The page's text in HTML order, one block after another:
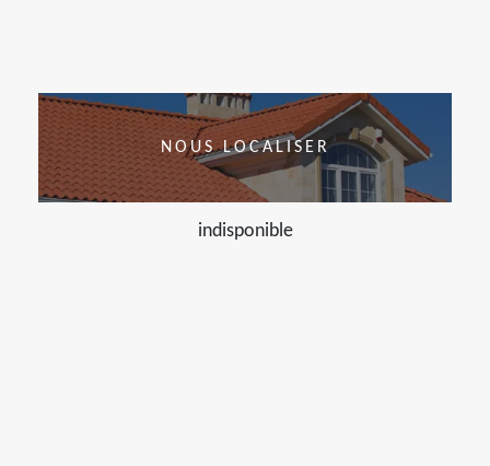
NOUS LOCALISER
indisponible